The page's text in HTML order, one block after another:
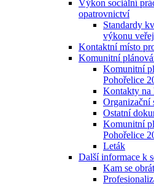
Výkon sociální
opatrovnictví
Standardy
výkonu
Kontaktní místo
Komunitní
Komunitní
Pohořelice
Kontakty na
Organizační
Ostatní
Komunitní
Pohořelice
Leták
Další informace k
Kam se